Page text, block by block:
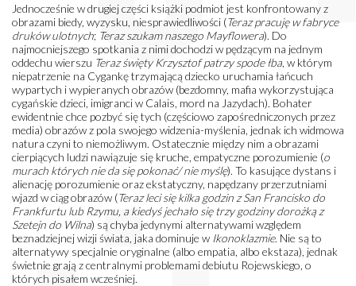
Jednocześnie w drugiej części książki podmiot jest konfrontowany z
obrazami biedy, wyzysku, niesprawiedliwości (Teraz pracuję w fabryce
druków ulotnych; Teraz szukam naszego Mayflowera). Do
najmocniejszego spotkania z nimi dochodzi w pędzącym na jednym
oddechu wierszu Teraz święty Krzysztof patrzy spode łba, w którym
niepatrzenie na Cygankę trzymającą dziecko uruchamia łańcuch
wypartych i wypieranych obrazów (bezdomny, mafia wykorzystująca
cygańskie dzieci, imigranci w Calais, mord na Jazydach). Bohater
ewidentnie chce pozbyć się tych (częściowo zapośredniczonych przez
media) obrazów z pola swojego widzenia-myślenia, jednak ich widmowa
natura czyni to niemożliwym. Ostatecznie między nim a obrazami
cierpiących ludzi nawiązuje się kruche, empatyczne porozumienie (o
murach których nie da się pokonać/ nie myślę). To kasujące dystans i
alienację porozumienie oraz ekstatyczny, napędzany przerzutniami
wjazd w ciąg obrazów (Teraz leci się kilka godzin z San Francisko do
Frankfurtu lub Rzymu, a kiedyś jechało się trzy godziny dorożką z
Szetejn do Wilna) są chyba jedynymi alternatywami względem
beznadziejnej wizji świata, jaka dominuje w Ikonoklazmie. Nie są to
alternatywy specjalnie oryginalne (albo empatia, albo ekstaza), jednak
świetnie grają z centralnymi problemami debiutu Rojewskiego, o
których pisałem wcześniej.